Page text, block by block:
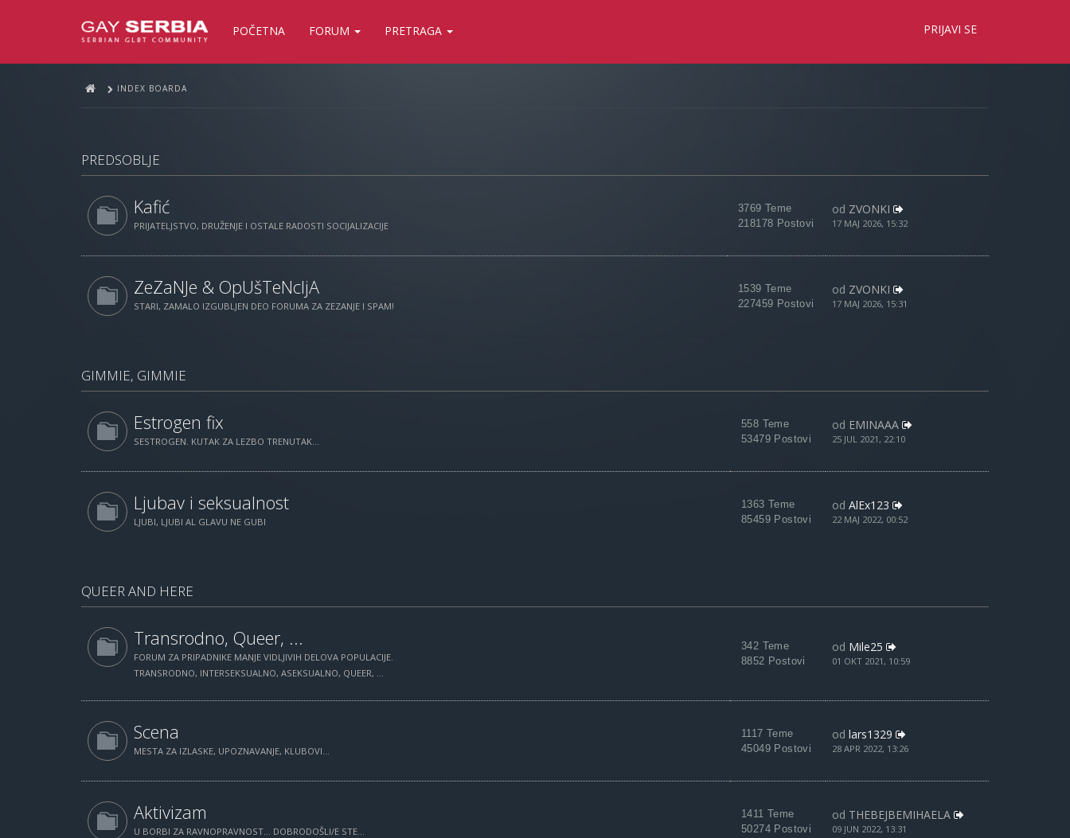
POČETNA FORUM PRETRAGA PRIJAVI SE
INDEX BOARDA
PREDSOBLJE
Kafić
PRIJATELJSTVO, DRUŽENJE I OSTALE RADOSTI SOCIJALIZACIJE
3769 Teme
218178 Postovi
od ZVONKI
17 MAJ 2026, 15:32
ZeZaNJe & OpUšTeNcIjA
STARI, ZAMALO IZGUBLJEN DEO FORUMA ZA ZEZANJE I SPAM!
1539 Teme
227459 Postovi
od ZVONKI
17 MAJ 2026, 15:31
GIMMIE, GIMMIE
Estrogen fix
SESTROGEN. KUTAK ZA LEZBO TRENUTAK...
558 Teme
53479 Postovi
od EMINAAA
25 JUL 2021, 22:10
Ljubav i seksualnost
LJUBI, LJUBI AL GLAVU NE GUBI
1363 Teme
85459 Postovi
od AlEx123
22 MAJ 2022, 00:52
QUEER AND HERE
Transrodno, Queer, ...
FORUM ZA PRIPADNIKE MANJE VIDLJIVIH DELOVA POPULACIJE.
TRANSRODNO, INTERSEKSUALNO, ASEKSUALNO, QUEER, ...
342 Teme
8852 Postovi
od Mile25
01 OKT 2021, 10:59
Scena
MESTA ZA IZLASKE, UPOZNAVANJE, KLUBOVI...
1117 Teme
45049 Postovi
od lars1329
28 APR 2022, 13:26
Aktivizam
U BORBI ZA RAVNOPRAVNOST... DOBRODOŠLI/E STE...
1411 Teme
50274 Postovi
od THEBEJBEMIHAELA
09 JUN 2022, 13:31